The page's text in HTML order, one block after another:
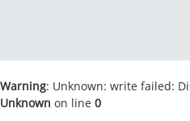
Warning: Unknown: write failed:
Unknown on line 0